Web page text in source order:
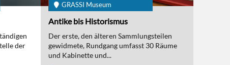
der
GRASSI Museum
Antike bis Historismus
Der erste, den älteren Sammlungsteilen
gewidmete, Rundgang umfasst 30 Räume
und Kabinette und...